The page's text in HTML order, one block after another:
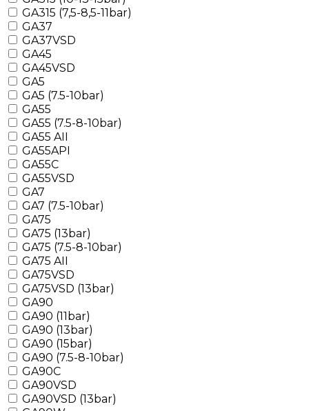
GA315 (7,5-8,5-11bar)
GA37
GA37VSD
GA45
GA45VSD
GA5
GA5 (7.5-10bar)
GA55
GA55 (7.5-8-10bar)
GA55 AII
GA55API
GA55C
GA55VSD
GA7
GA7 (7.5-10bar)
GA75
GA75 (13bar)
GA75 (7.5-8-10bar)
GA75 AII
GA75VSD
GA75VSD (13bar)
GA90
GA90 (11bar)
GA90 (13bar)
GA90 (15bar)
GA90 (7.5-8-10bar)
GA90C
GA90VSD
GA90VSD (13bar)